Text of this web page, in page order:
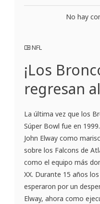
No hay
NFL
¡Los
regresan
La última vez que los
Súper Bowl fue en
John Elway como
sobre los Falcons de
como el equipo más
XX. Durante 15 años
esperaron por un
Elway, ahora como